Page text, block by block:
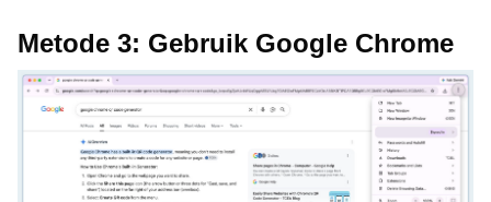
Metode 3: Gebruik Google Chrome